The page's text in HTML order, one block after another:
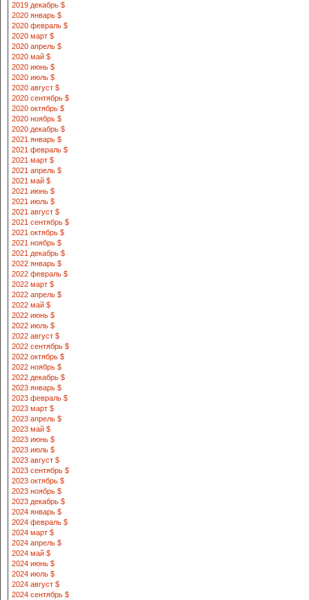
2019 декабрь $
2020 январь $
2020 февраль $
2020 март $
2020 апрель $
2020 май $
2020 июнь $
2020 июль $
2020 август $
2020 сентябрь $
2020 октябрь $
2020 ноябрь $
2020 декабрь $
2021 январь $
2021 февраль $
2021 март $
2021 апрель $
2021 май $
2021 июнь $
2021 июль $
2021 август $
2021 сентябрь $
2021 октябрь $
2021 ноябрь $
2021 декабрь $
2022 январь $
2022 февраль $
2022 март $
2022 апрель $
2022 май $
2022 июнь $
2022 июль $
2022 август $
2022 сентябрь $
2022 октябрь $
2022 ноябрь $
2022 декабрь $
2023 январь $
2023 февраль $
2023 март $
2023 апрель $
2023 май $
2023 июнь $
2023 июль $
2023 август $
2023 сентябрь $
2023 октябрь $
2023 ноябрь $
2023 декабрь $
2024 январь $
2024 февраль $
2024 март $
2024 апрель $
2024 май $
2024 июнь $
2024 июль $
2024 август $
2024 сентябрь $